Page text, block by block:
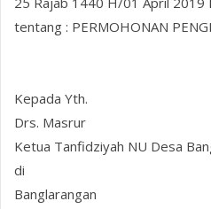
tentang : PERMOHONAN
Kepada Yth.
Drs. Masrur
Ketua Tanfidziyah NU Desa
di
Banglarangan